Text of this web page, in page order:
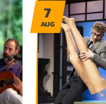
7
AUG